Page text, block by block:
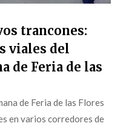
trancones:
viales del
de Feria de las
de Feria de las Flores
en varios corredores de